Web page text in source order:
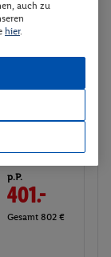
p.P.
401.-
Gesamt 802 €
auch zu
hier.